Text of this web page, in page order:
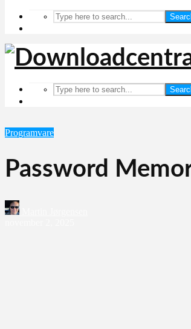
Programvare
Password